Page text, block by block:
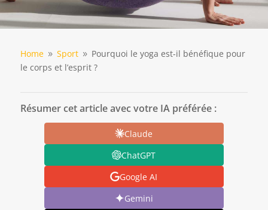
Home 9 Sport 9 Pourquoi le yoga est-il bénéfique pour
le corps et l’esprit ?
Résumer cet article avec votre IA préférée :
Claude
ChatGPT
Google AI
Gemini